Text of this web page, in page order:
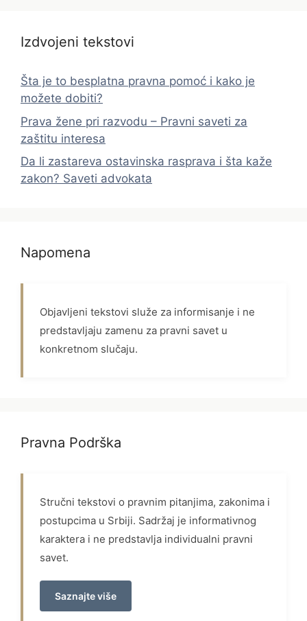
Izdvojeni tekstovi
Šta je to besplatna pravna pomoć i kako je
možete dobiti?
Prava žene pri razvodu – Pravni saveti za
zaštitu interesa
Da li zastareva ostavinska rasprava i šta kaže
zakon? Saveti advokata
Napomena
Objavljeni tekstovi služe za informisanje i ne
predstavljaju zamenu za pravni savet u
konkretnom slučaju.
Pravna Podrška
Stručni tekstovi o pravnim pitanjima, zakonima i
postupcima u Srbiji. Sadržaj je informativnog
karaktera i ne predstavlja individualni pravni
savet.
Saznajte više